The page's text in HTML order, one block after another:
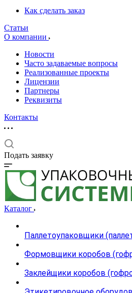
Как сделать заказ
Статьи
О компании
Новости
Часто задаваемые вопросы
Реализованные проекты
Лицензии
Партнеры
Реквизиты
Контакты
Подать заявку
Каталог
Паллетоупаковщики
Формовщики коробов
Заклейщики коробов